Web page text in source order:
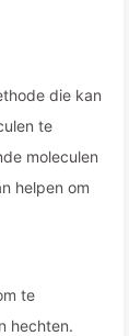
die kan
te
moleculen
helpen om
te
hechten.